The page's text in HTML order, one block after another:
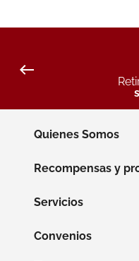
Quienes Somos
Recompensas y
Servicios
Convenios